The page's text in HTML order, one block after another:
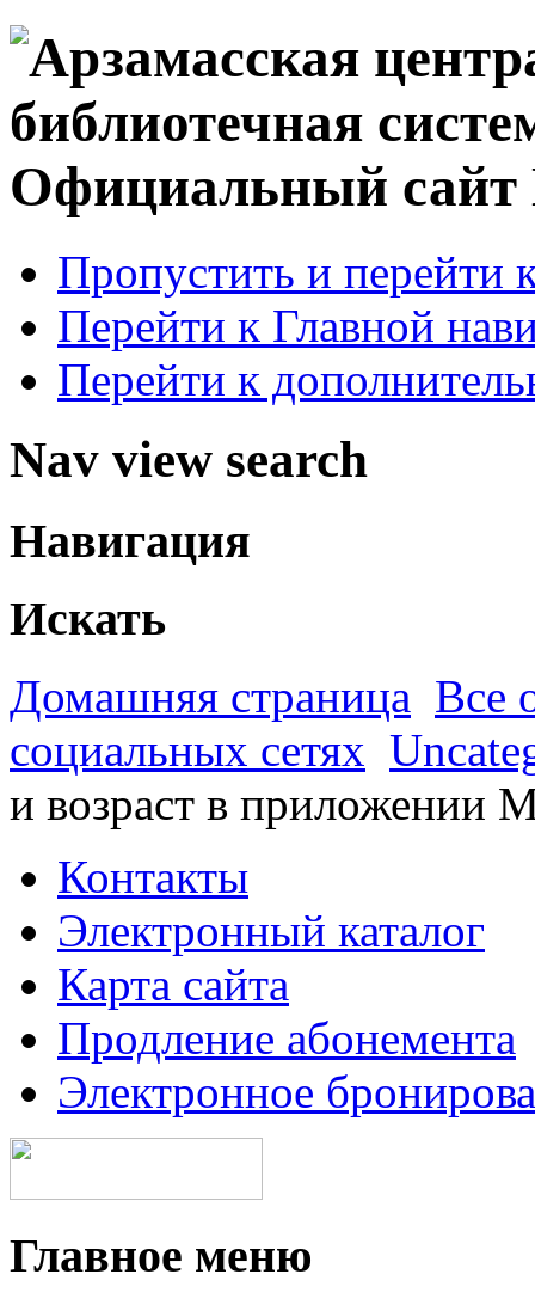
Официальный
Пропустить и перейти
Перейти к Главной
Перейти к
Nav view search
Навигация
Искать
Домашняя страница Все
социальных сетях
и возраст в приложении
Контакты
Электронный каталог
Карта сайта
Продление абонемента
Электронное
Главное меню